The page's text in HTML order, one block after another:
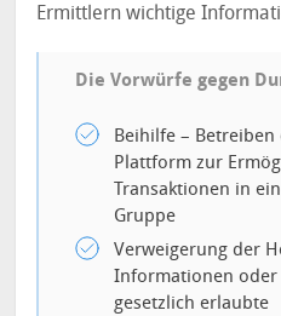
Ermittlern wichtige
Die Vorwürfe gegen
Beihilfe –
Plattform zur
Transaktionen in
Gruppe
Verweigerung der
Informationen
gesetzlich erlaubte